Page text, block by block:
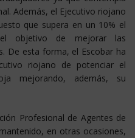
Además, el Ejecutivo riojano
que supera en un 10% el
objetivo de mejorar las
De esta forma, el Escobar ha
riojano de potenciar el
mejorando, además, su
Profesional de Agentes de
en otras ocasiones,